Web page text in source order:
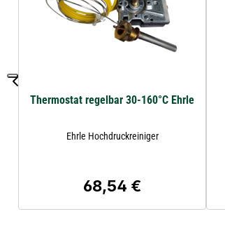
Thermostat regelbar 30-160°C Ehrle
Ehrle Hochdruckreiniger
Regulärer Preis:
68,54 €